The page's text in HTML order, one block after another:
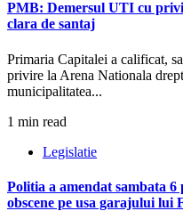
PMB: Demersul UTI cu
clara de santaj
Primaria Capitalei a calificat,
privire la Arena Nationala
municipalitatea...
1 min read
Legislatie
Politia a amendat sambata 6
obscene pe usa garajului lui